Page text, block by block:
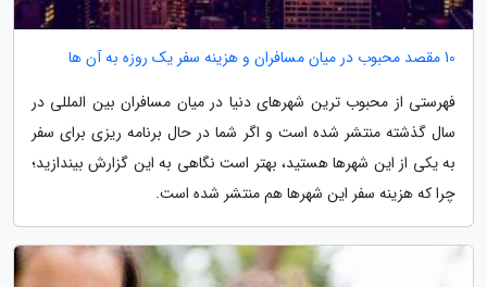
10 مقصد محبوب در میان مسافران و هزینه سفر یک روزه به آن ها
فهرستی از محبوب ترین شهرهای دنیا در میان مسافران بین المللی در
سال گذشته منتشر شده است و اگر شما در حال برنامه ریزی برای سفر
به یکی از این شهرها هستید، بهتر است نگاهی به این گزارش بیندازید؛
چرا که هزینه سفر این شهرها هم منتشر شده است.